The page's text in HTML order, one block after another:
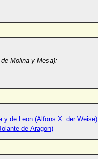
Molina y Mesa):
y de Leon (Alfons X. der Weise)
de Aragon)